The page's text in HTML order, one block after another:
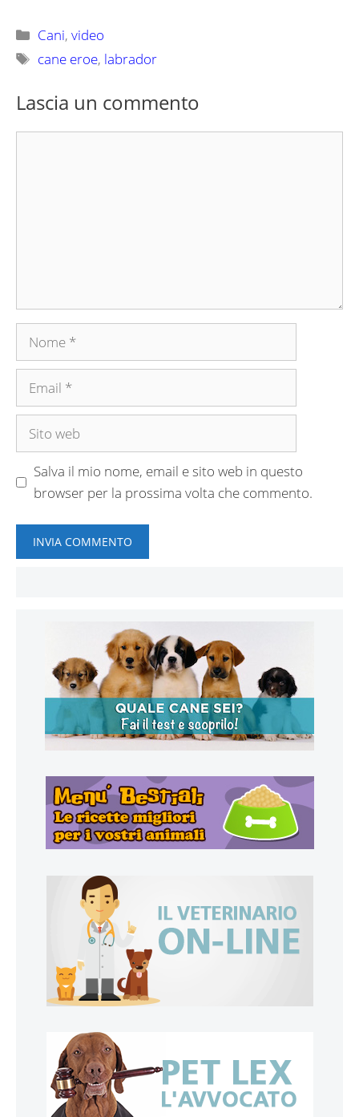
Categorie
Cani,video
Tag
cane eroe, labrador
Lascia un commento
Nome
Email
Sito
Salva il mio nome, email e sito web in questo
browser per la prossima volta che commento.